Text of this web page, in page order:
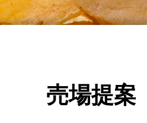
売場提案